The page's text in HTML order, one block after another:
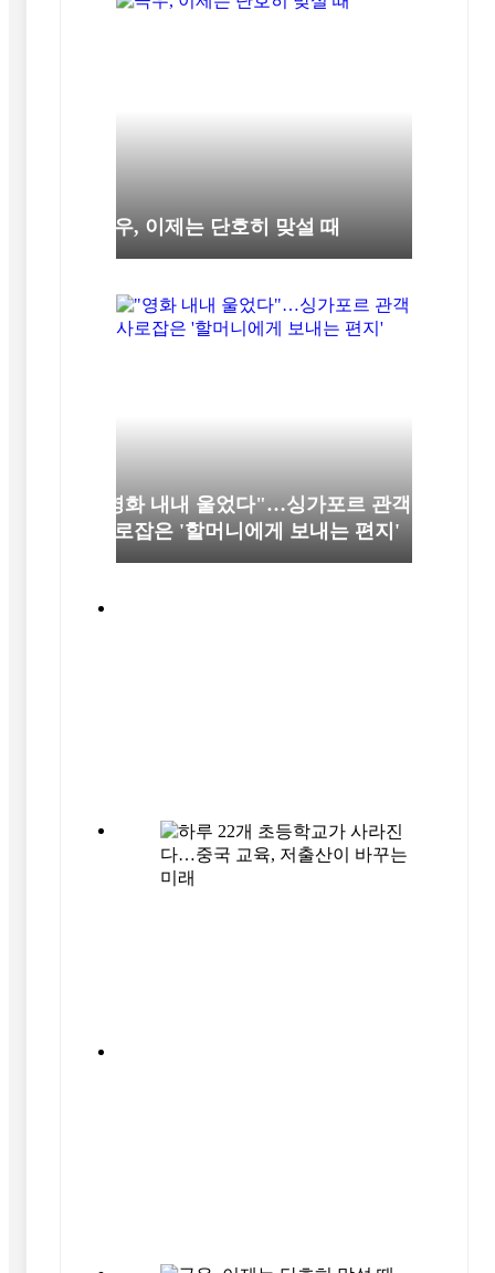
극우, 이제는 단호히 맞설 때
"영화 내내 울었다"…싱가포르 관객
사로잡은 '할머니에게 보내는 편지'